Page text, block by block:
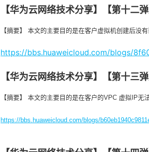
【华为云网络技术分享】【第十二
【摘要】 本文的主要目的是在客户虚拟机创建后没
https://bbs.huaweicloud.com/blogs/
【华为云网络技术分享】【第十三
【摘要】 本文的主要目的是在客户的VPC 虚拟IP无
https://bbs.huaweicloud.com/blogs/